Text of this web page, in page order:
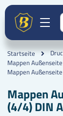
Startseite
Mappen
Mappen
Mappen
(4/4) DIN